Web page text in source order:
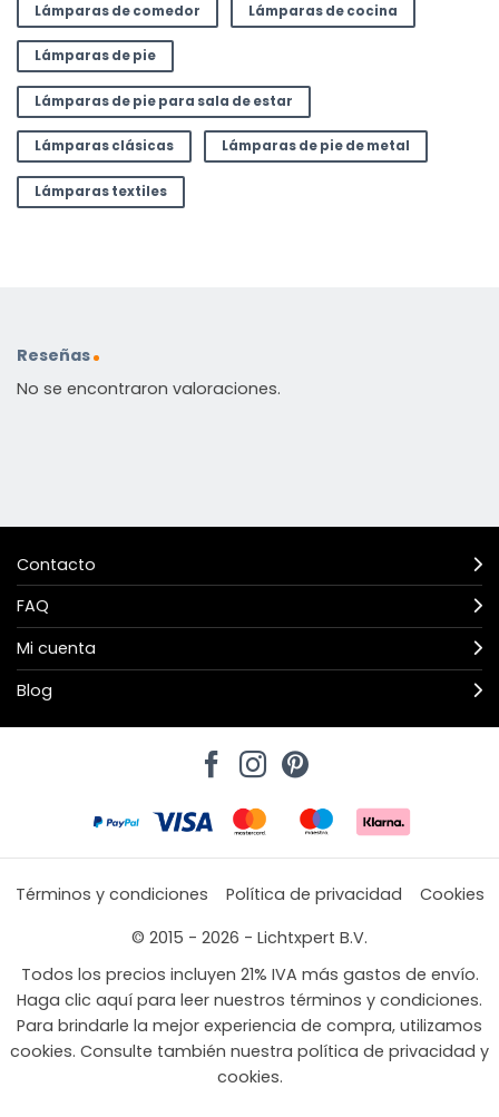
Lámparas de comedor Lámparas de cocina
Lámparas de pie
Lámparas de pie para sala de estar
Lámparas clásicas Lámparas de pie de metal
Lámparas textiles
Reseñas
No se encontraron valoraciones.
Contacto
FAQ
Mi cuenta
Blog
Términos y condiciones Política de privacidad
Cookies
© 2015 - 2026 - Lichtxpert B.V.
Todos los precios incluyen 21% IVA más gastos de envío.
Haga clic aquí para leer nuestros términos y condiciones.
Para brindarle la mejor experiencia de compra, utilizamos
cookies. Consulte también nuestra política de privacidad y
cookies.